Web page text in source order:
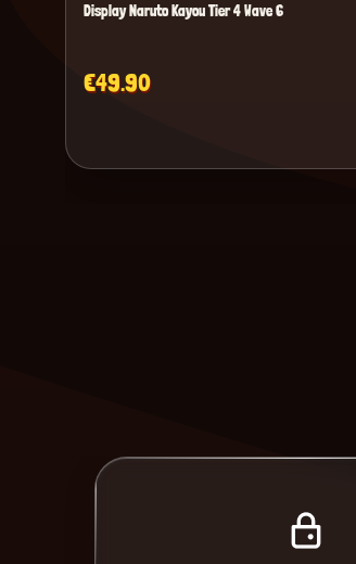
Display Naruto Kayou Tier 4 Wave 6
€49.90